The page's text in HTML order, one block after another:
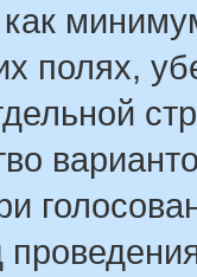
полях,